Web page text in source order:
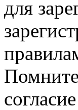
для